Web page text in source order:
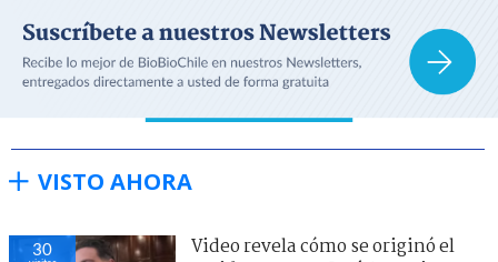
VISTO AHORA
30
Video revela cómo se originó el